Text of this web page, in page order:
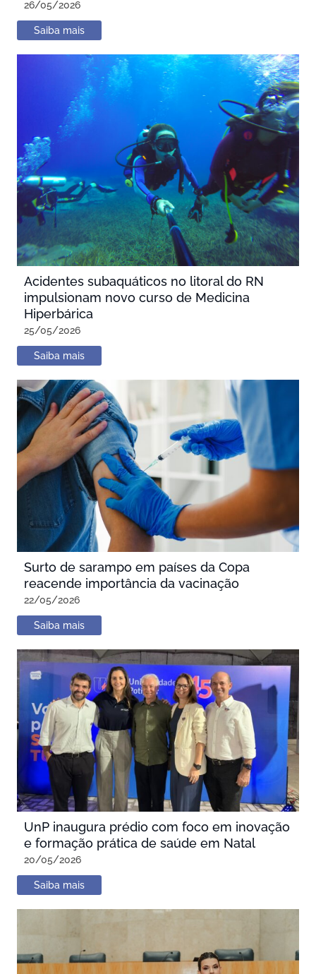
26/05/2026
Saiba mais
Acidentes subaquáticos no litoral do RN
impulsionam novo curso de Medicina
Hiperbárica
25/05/2026
Saiba mais
Surto de sarampo em países da Copa
reacende importância da vacinação
22/05/2026
Saiba mais
UnP inaugura prédio com foco em inovação
e formação prática de saúde em Natal
20/05/2026
Saiba mais